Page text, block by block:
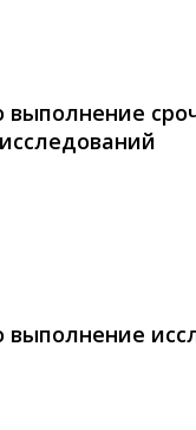
выполнение
выполнение